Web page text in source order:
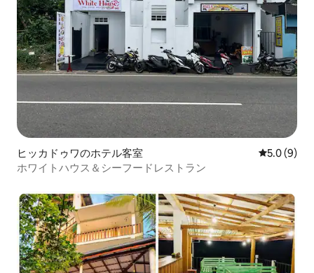
ヒッカドゥワのホテル客室 レビュー9
5.0 (9)
ホワイトハウス＆シーフードレストラン